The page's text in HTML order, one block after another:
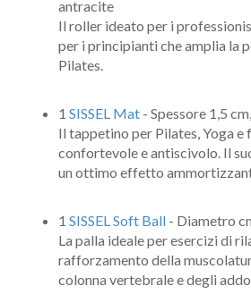
antracite
Il roller ideato per i
per i principianti che amplia la
Pilates.
1 SISSEL Mat - Spessore 1,5
Il tappetino per Pilates, Yoga e
confortevole e antiscivolo. Il
un ottimo effetto
1 SISSEL Soft Ball - Diametro
La palla ideale per esercizi di
rafforzamento della
colonna vertebrale e degli